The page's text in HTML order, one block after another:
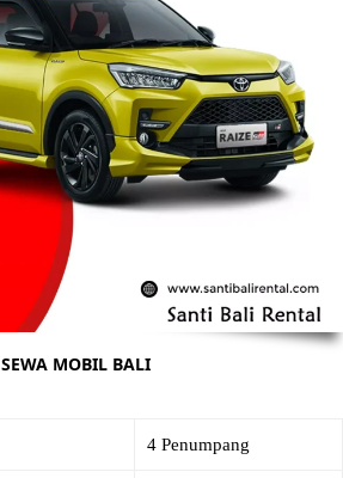
SEWA MOBIL BALI
4 Penumpang